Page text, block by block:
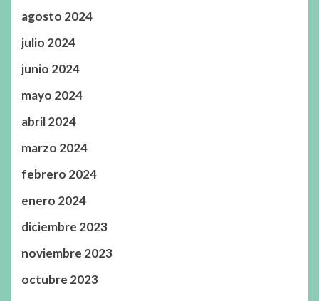
agosto 2024
julio 2024
junio 2024
mayo 2024
abril 2024
marzo 2024
febrero 2024
enero 2024
diciembre 2023
noviembre 2023
octubre 2023